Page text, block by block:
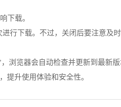
下载。
行下载。不过，关闭后要注意及
浏览器会自动检查并更新到最新版
提升使用体验和安全性。